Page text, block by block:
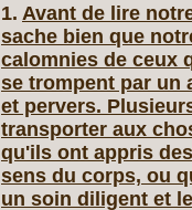
1. Avant de lire
sache bien que
calomnies de ceux
se trompent par un
et pervers.
transporter aux
qu'ils ont appris
sens du corps, ou
un soin diligent et